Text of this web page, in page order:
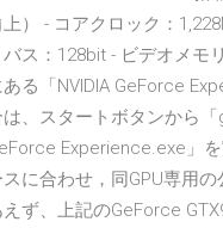
上） - コアクロック：
バス：128bit - ビデオメモ
ある「NVIDIA GeForce
、スタートボタンから
Experience.exe」
スに合わせ，同GPU専用
えず、上記のGeForce